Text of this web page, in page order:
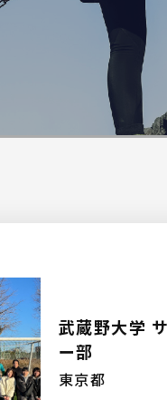
武蔵野大学
ー部
東京都